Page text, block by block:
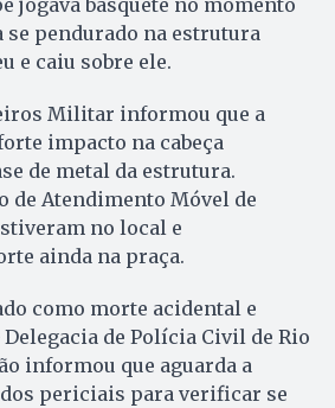
jogava basquete no momento
se pendurado na estrutura
e caiu sobre ele.
Militar informou que a
impacto na cabeça
de metal da estrutura.
de Atendimento Móvel de
no local e
ainda na praça.
como morte acidental e
de Polícia Civil de Rio
informou que aguarda a
periciais para verificar se